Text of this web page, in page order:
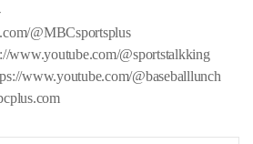
@MBCsportsplus
@sportstalkking
www.youtube.com/@baseballlunch